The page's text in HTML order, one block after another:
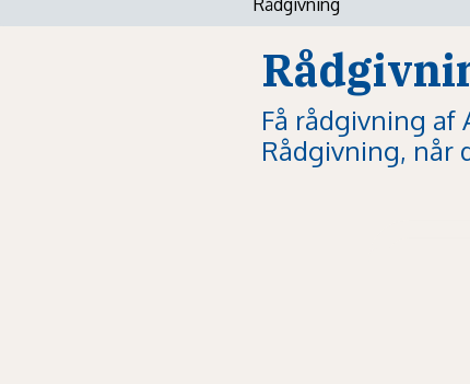
Få rådgivning af
Rådgivning, når